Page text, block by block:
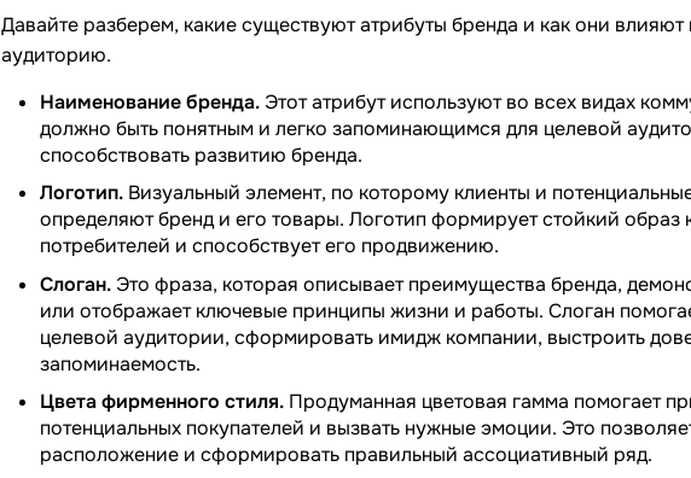
Давайте разберем, какие существуют атрибуты бренда и как они
аудиторию.
Наименование бренда. Этот атрибут используют во всех видах
должно быть понятным и легко запоминающимся для целевой
способствовать развитию бренда.
Логотип. Визуальный элемент, по которому клиенты и
определяют бренд и его товары. Логотип формирует стойкий образ
потребителей и способствует его продвижению.
Слоган. Это фраза, которая описывает преимущества бренда,
или отображает ключевые принципы жизни и работы. Слоган
целевой аудитории, сформировать имидж компании, выстроить
запоминаемость.
Цвета фирменного стиля. Продуманная цветовая гамма помогает
потенциальных покупателей и вызвать нужные эмоции. Это
расположение и сформировать правильный ассоциативный ряд.